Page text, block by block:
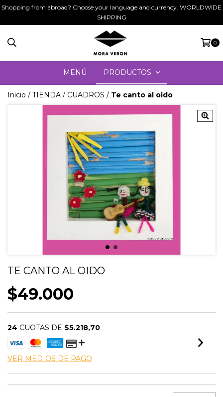
Shopping from abroad? Choose your language and currency. WORLDWIDE
SHIPPING
0
MENÚ PRODUCTOS
Inicio / TIENDA / CUADROS / Te canto al oido
TE CANTO AL OIDO
$49.000
24 CUOTAS DE $5.218,70
VER MEDIOS DE PAGO